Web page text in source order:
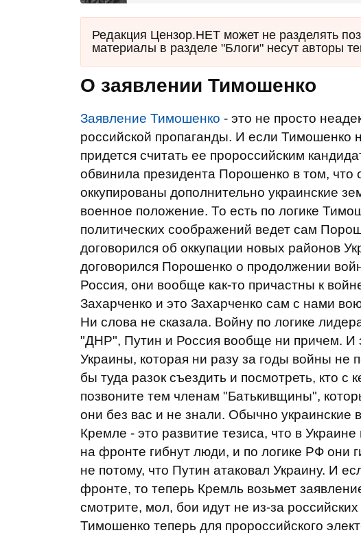
Редакция Цензор.НЕТ может не разделять
материалы в разделе "Блоги" несут авторы
О заявлении Тимошенко
Заявление Тимошенко - это не просто
российской пропаганды. И если Тимошенко
придется считать ее пророссийским
обвинила президента Порошенко в том, что
оккупированы дополнительно украинские
военное положение. То есть по логике
политических соображений ведет сам
договорился об оккупации новых районов
договорился Порошенко о продолжении
Россия, они вообще как-то причастны к
Захарченко и это Захарченко сам с нами
Ни слова не сказала. Войну по логике
"ДНР", Путин и Россия вообще ни причем. И
Украины, которая ни разу за годы войны не
бы туда разок съездить и посмотреть, кто
позвоните тем членам "Батькивщины",
они без вас и не знали. Обычно украинские
Кремле - это развитие тезиса, что в
на фронте гибнут люди, и по логике РФ они
не потому, что Путин атаковал Украину. И
фронте, то теперь Кремль возьмет
смотрите, мол, бои идут не из-за
Тимошенко теперь для пророссийского